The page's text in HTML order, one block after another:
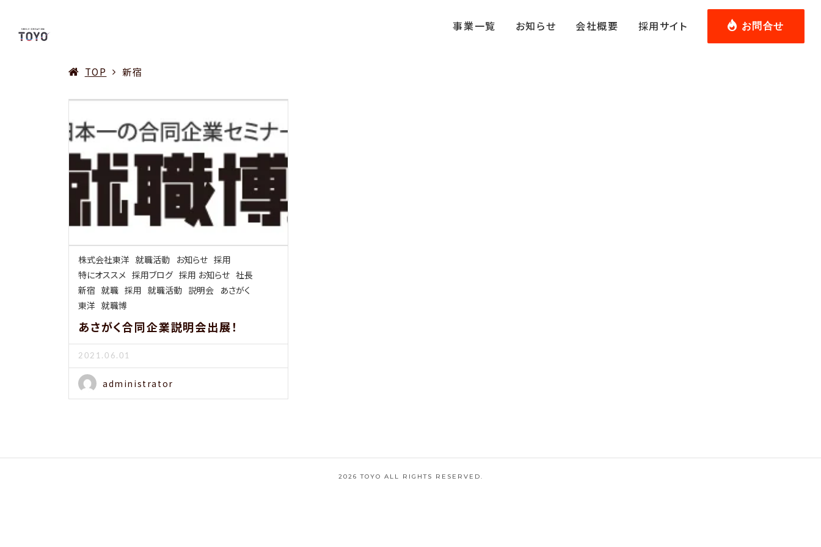
事業一覧 お知らせ 会社概要 採用サイト お問合せ
TOP 新宿
株式会社東洋 就職活動 お知らせ 採用
特にオススメ 採用ブログ 採用 お知らせ 社長
新宿 就職 採用 就職活動 説明会 あさがく
東洋 就職博
あさがく合同企業説明会出展！
2021.06.01
administrator
2026 TOYO ALL RIGHTS RESERVED.